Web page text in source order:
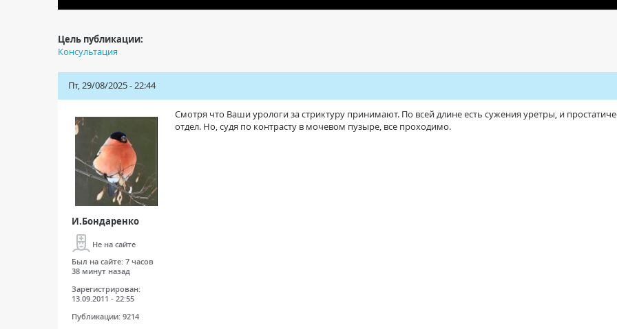
Цель публикации:
Консультация
Пт, 29/08/2025 - 22:44
И.Бондаренко
Не на сайте
Был на сайте: 7 часов
38 минут назад
Зарегистрирован:
13.09.2011 - 22:55
Публикации: 9214
Смотря что Ваши урологи за стриктуру принимают. По всей длине есть сужения уретры, и
отдел. Но, судя по контрасту в мочевом пузыре, все проходимо.